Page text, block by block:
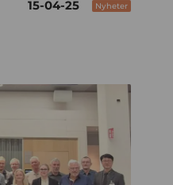
15-04-25 Nyheter